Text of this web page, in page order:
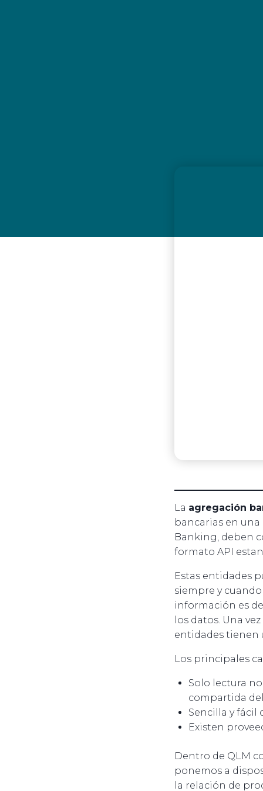
La agregación
bancarias en
Banking, deben
formato API
Estas entidades
siempre y
información es
los datos. Una
entidades tienen
Los principales
Solo lectura
compartida
Sencilla y fácil
Existen
Dentro de QLM
ponemos a
la relación de